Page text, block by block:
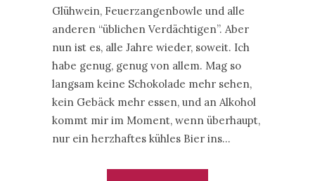
Glühwein, Feuerzangenbowle und alle
anderen “üblichen Verdächtigen”. Aber
nun ist es, alle Jahre wieder, soweit. Ich
habe genug, genug von allem. Mag so
langsam keine Schokolade mehr sehen,
kein Gebäck mehr essen, und an Alkohol
kommt mir im Moment, wenn überhaupt,
nur ein herzhaftes kühles Bier ins…